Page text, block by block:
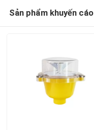
Sản phẩm khuyến cáo